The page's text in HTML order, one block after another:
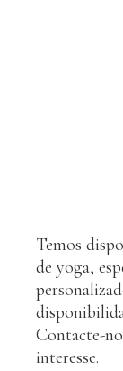
Temos
de yoga,
Contacte-
interesse.